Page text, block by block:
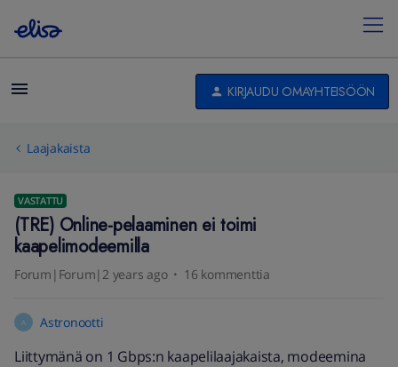
KIRJAUDU OMAYHTEISÖÖN
Laajakaista
VASTATTU
(TRE) Online-pelaaminen ei toimi
kaapelimodeemilla
Forum|Forum|2 years ago 16 kommenttia
A Astronootti
Liittymänä on 1 Gbps:n kaapelilaajakaista, modeemina